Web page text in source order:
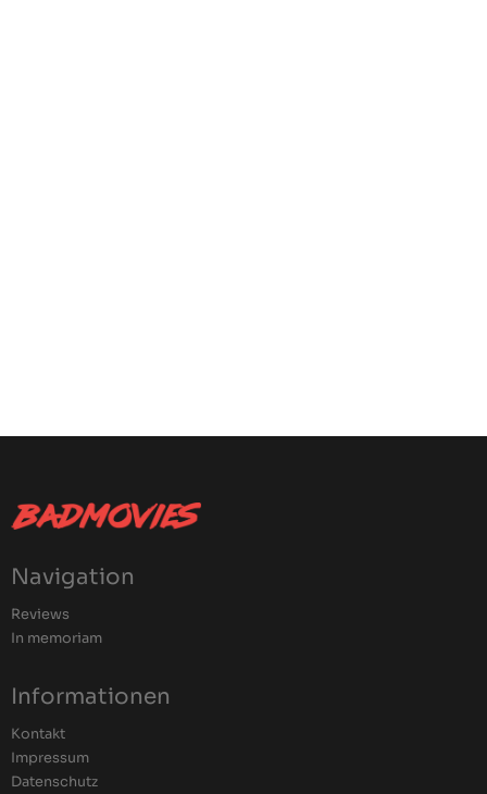
Navigation
Reviews
In memoriam
Informationen
Kontakt
Impressum
Datenschutz